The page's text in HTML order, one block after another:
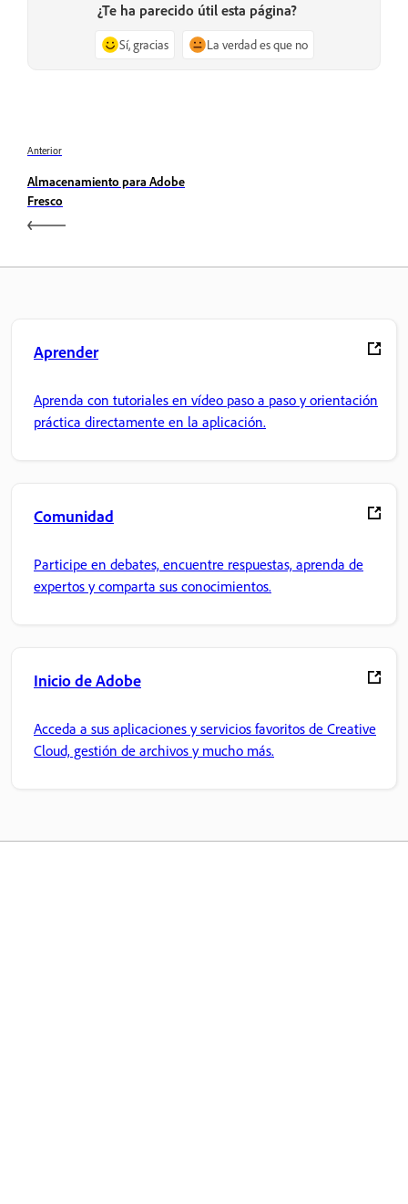
¿Te ha parecido útil esta página?
Sí, gracias La verdad es que no
Anterior
Almacenamiento para Adobe
Fresco
Aprender
Aprenda con tutoriales en vídeo paso a paso y orientación
práctica directamente en la aplicación.
Comunidad
Participe en debates, encuentre respuestas, aprenda de
expertos y comparta sus conocimientos.
Inicio de Adobe
Acceda a sus aplicaciones y servicios favoritos de Creative
Cloud, gestión de archivos y mucho más.